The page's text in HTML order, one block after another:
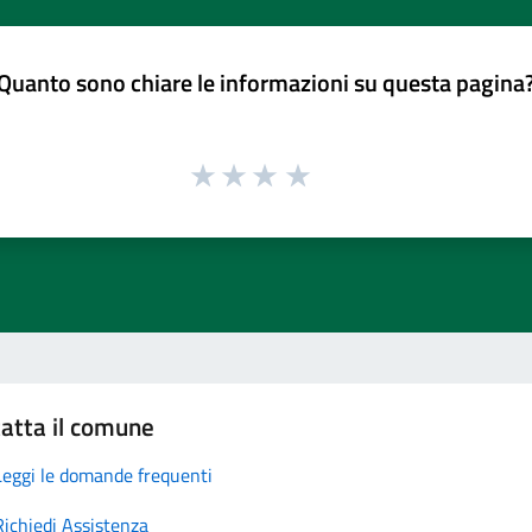
sono chiare le informazioni su questa
il comune
le domande frequenti
Assistenza